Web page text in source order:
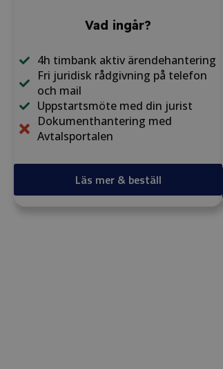
Vad ingår?
4h timbank aktiv ärendehantering
Fri juridisk rådgivning på telefon
och mail​
Uppstartsmöte med din jurist
Dokumenthantering med
Avtalsportalen
Läs mer & beställ